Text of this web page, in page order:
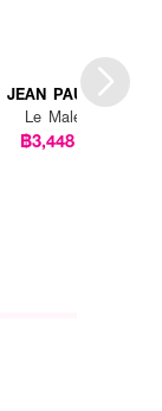
JEAN PAUL
Le Male Le Parfum
฿3,448